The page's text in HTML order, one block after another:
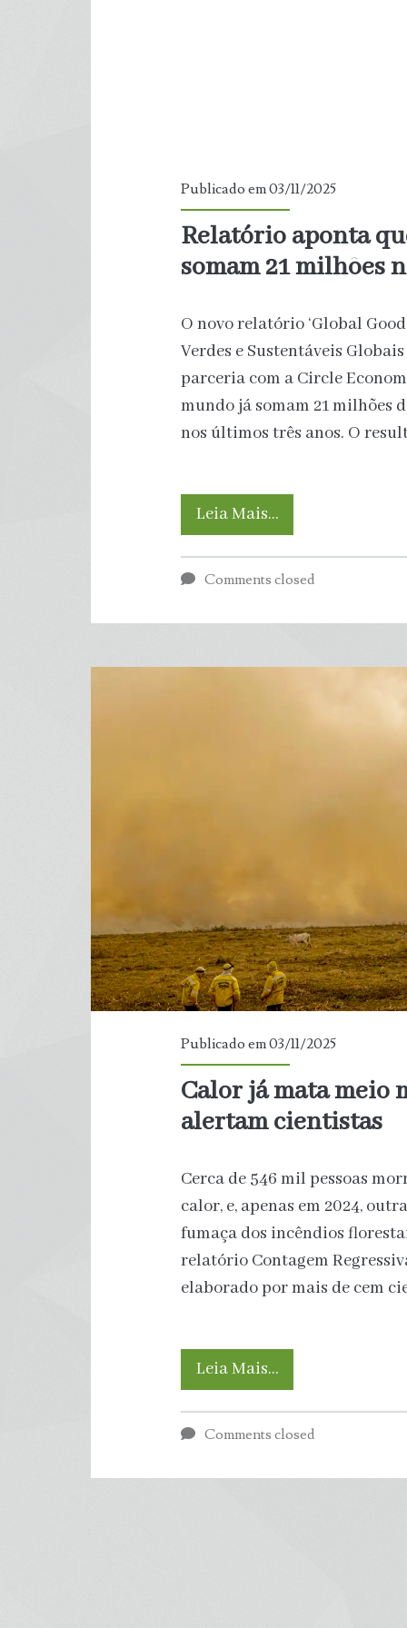
Publicado em 03/11/2025
Relatório aponta
somam 21 milhões
O novo relatório ‘Global
Verdes e Sustentáveis
parceria com a Circle
mundo já somam 21 milhões
nos últimos três anos. O
Leia Mais…Relatório
aponta
novos
empregos
verdes
Comments closed
Publicado em 03/11/2025
Calor já mata meio
alertam cientistas
Cerca de 546 mil pessoas
calor, e, apenas em 2024,
fumaça dos incêndios
relatório Contagem
elaborado por mais de cem
Leia Mais…Calor
já
Comments closed